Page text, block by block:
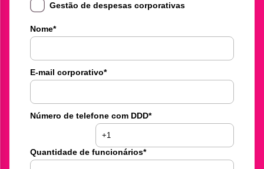
Gestão de despesas corporativas
Nome*
E-mail corporativo*
Número de telefone com DDD*
Quantidade de funcionários*